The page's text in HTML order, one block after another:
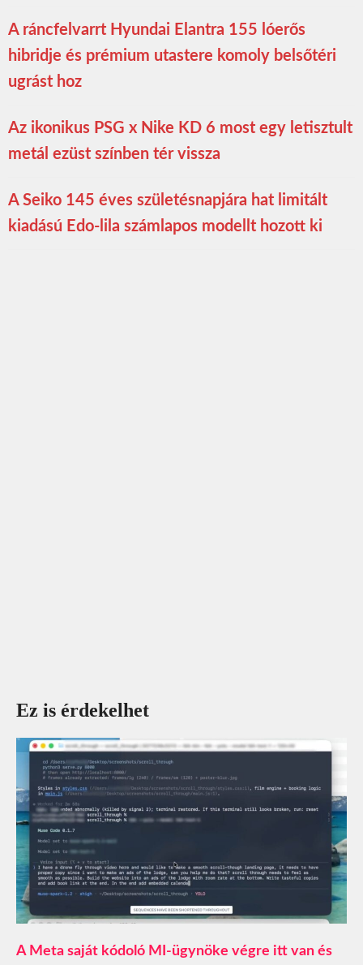
A ráncfelvarrt Hyundai Elantra 155 lóerős
hibridje és prémium utastere komoly belsőtéri
ugrást hoz
Az ikonikus PSG x Nike KD 6 most egy letisztult
metál ezüst színben tér vissza
A Seiko 145 éves születésnapjára hat limitált
kiadású Edo-lila számlapos modellt hozott ki
Ez is érdekelhet
A Meta saját kódoló MI-ügynöke végre itt van és